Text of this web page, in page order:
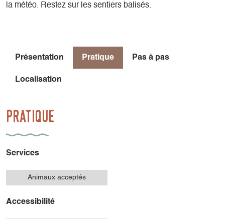
la météo. Restez sur les sentiers balisés.
Présentation Pratique Pas à pas
Localisation
Pratique
Services
Animaux acceptés
Accessibilité